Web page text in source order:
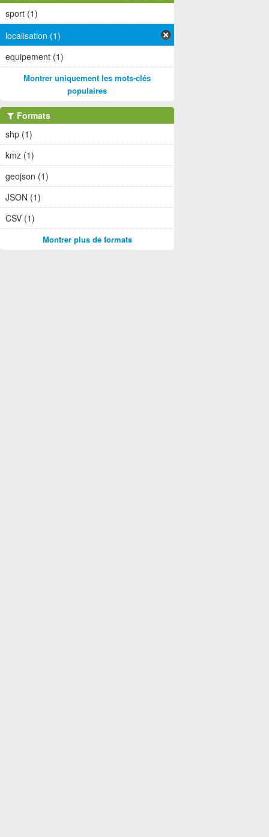
sport (1)
localisation (1)
equipement (1)
Montrer uniquement les mots-clés
populaires
Formats
shp (1)
kmz (1)
geojson (1)
JSON (1)
CSV (1)
Montrer plus de formats